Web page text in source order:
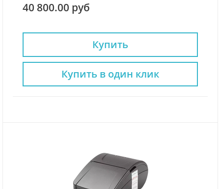
40 800.00 руб
Купить
Купить в один клик